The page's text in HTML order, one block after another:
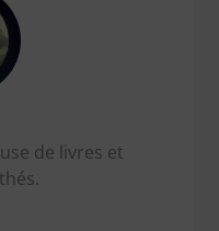
de livres et